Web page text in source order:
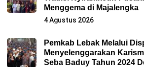
Menggema di Majalengka
4 Agustus 2026
Pemkab Lebak Melalui
Menyelenggarakan
Seba Baduy Tahun 2024